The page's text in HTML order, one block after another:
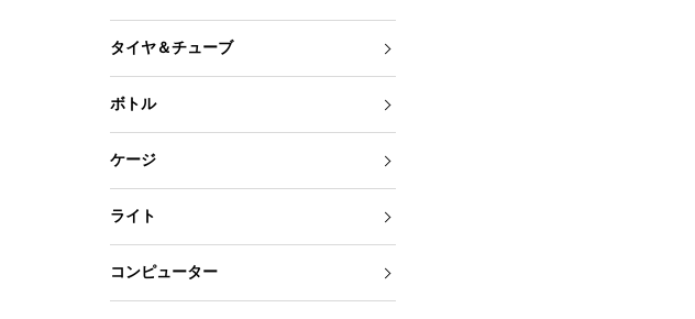
タイヤ＆チューブ
ボトル
ケージ
ライト
コンピューター